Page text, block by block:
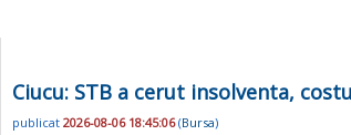
Ciucu: STB a cerut insolventa,
publicat 2026-08-06 18:45:06(Bursa)